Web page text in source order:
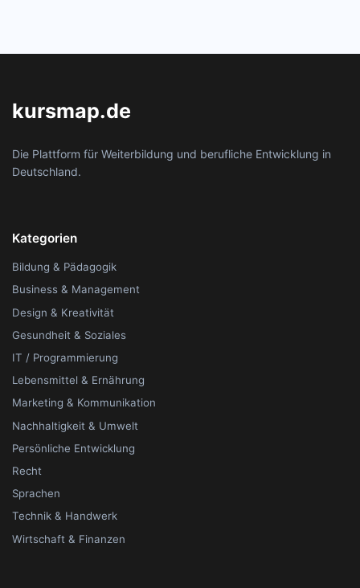
kursmap.de
Die Plattform für Weiterbildung und berufliche Entwicklung in
Deutschland.
Kategorien
Bildung & Pädagogik
Business & Management
Design & Kreativität
Gesundheit & Soziales
IT / Programmierung
Lebensmittel & Ernährung
Marketing & Kommunikation
Nachhaltigkeit & Umwelt
Persönliche Entwicklung
Recht
Sprachen
Technik & Handwerk
Wirtschaft & Finanzen